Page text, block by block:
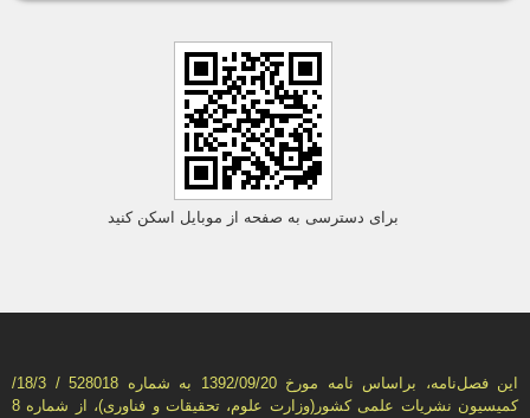
برای دسترسی به صفحه از موبایل اسکن کنید
این فصل‌نامه، براساس نامه مورخ 1392/09/20 به شماره 528018 / 18/3/
كمیسیون نشریات علمی كشور(وزارت علوم، تحقیقات و فناوری)، از شماره 8